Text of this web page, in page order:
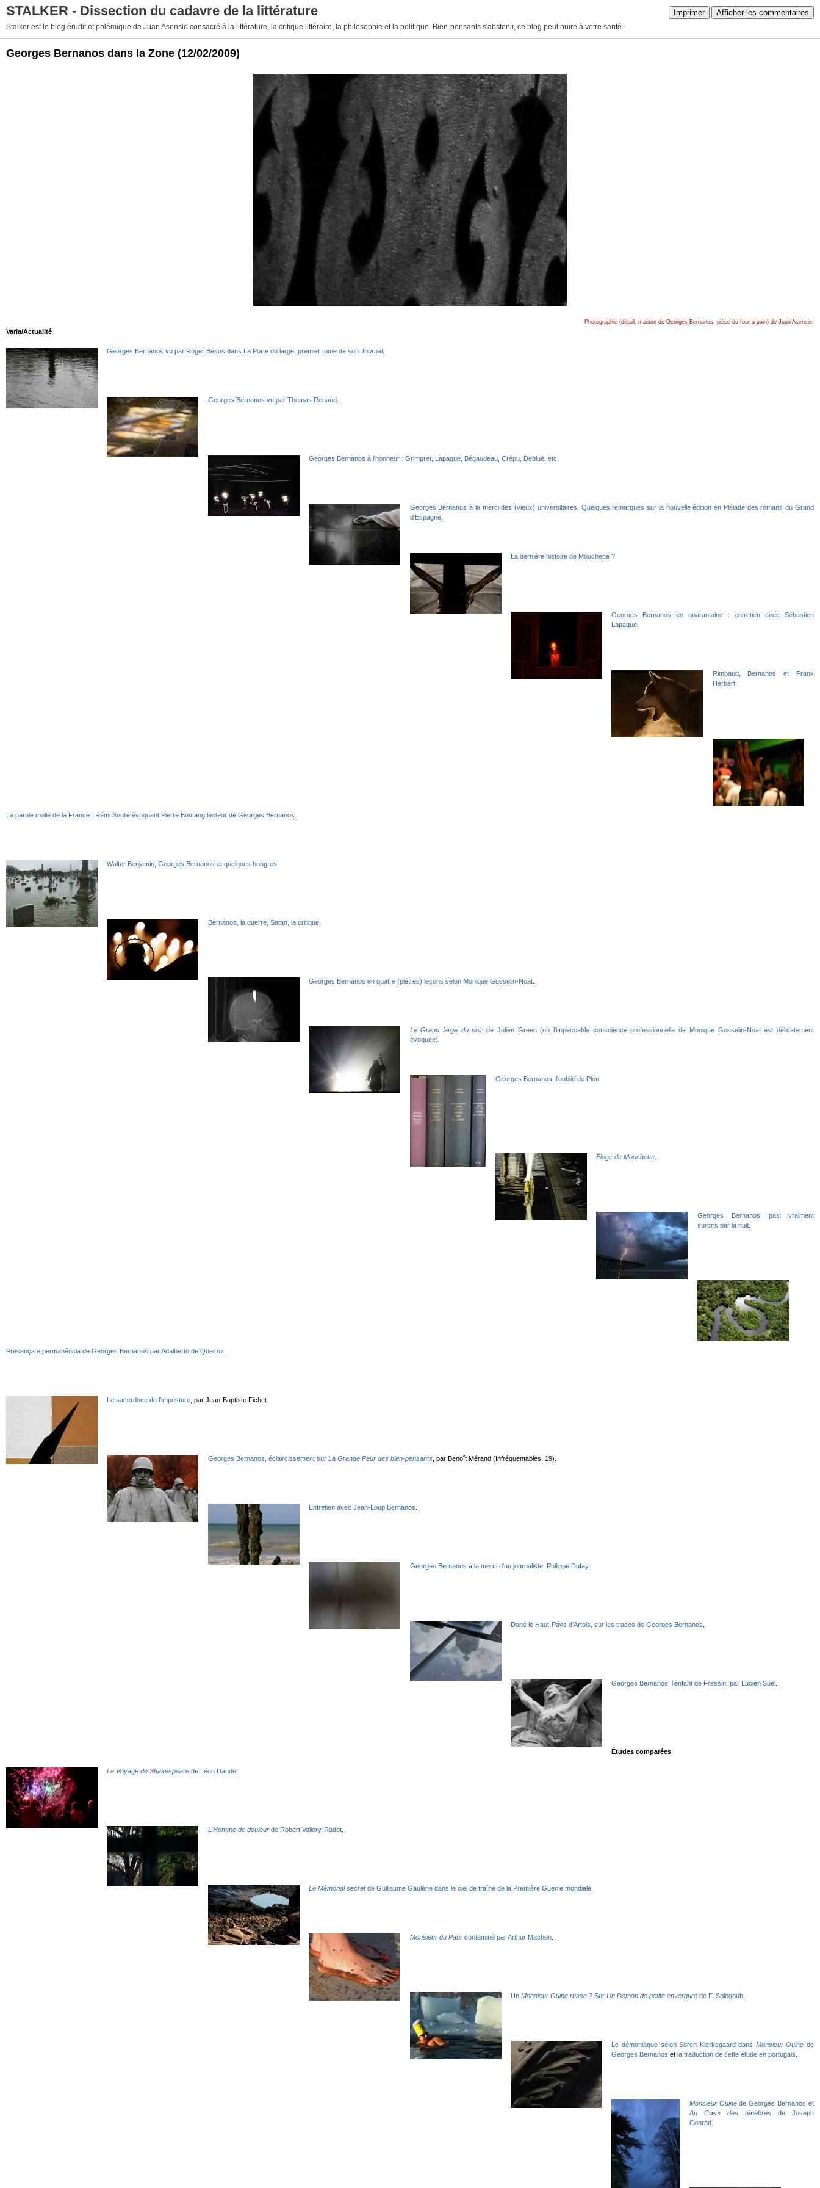
Imprimer Afficher les commentaires
STALKER - Dissection du cadavre de la littérature
Stalker est le blog érudit et polémique de Juan Asensio consacré à la littérature, la critique littéraire, la philosophie et la politique. Bien-pensants s'abstenir, ce blog peut nuire à votre santé.
Georges Bernanos dans la Zone (12/02/2009)
Photographie (détail, maison de Georges Bernanos, pièce du four à pain) de Juan Asensio.
Varia/Actualité
Georges Bernanos vu par Roger Bésus dans La Porte du large, premier tome de sonJournal.
Georges Bernanos vu par Thomas Renaud
Georges Bernanos à l'honneur : Grimpret, Lapaque, Bégaudeau, Crépu, Debluë, etc.
Georges Bernanos à la merci des (vieux) universitaires. Quelques remarques sur la nouvelle édition en Pléiade des romans du Grand
d'Espagne.
La dernière histoire de Mouchette ?
Georges Bernanos en quarantaine : entretien avec Sébastien
Lapaque
Rimbaud, Bernanos et Frank
Herbert.
La parole molle de la France : Rémi Soulié évoquant Pierre Boutang lecteur de Georges Bernanos
Walter Benjamin, Georges Bernanos et quelques hongres
Bernanos, la guerre, Satan, la critique.
Georges Bernanos en quatre (piètres) leçons selon Monique Gosselin-Noat
Le Grand large du soir de Julien Green (où l'impeccable conscience professionnelle de Monique Gosselin-Noat est délicatement
évoquée)
Georges Bernanos, l'oublié de Plon
Éloge de Mouchette
Georges Bernanos pas vraiment
surpris par la nuit.
Presença e permanência de Georges Bernanos par Adalberto de Queiroz
Le sacerdoce de l'imposture , par Jean-Baptiste Fichet.
Georges Bernanos, éclaircissement sur La Grande Peur des bien-pensants, par Benoît Mérand (Infréquentables, 19).
Entretien avec Jean-Loup Bernanos
Georges Bernanos à la merci d'un journaliste, Philippe Dufay.
Dans le Haut-Pays d'Artois, sur les traces de Georges Bernanos
Georges Bernanos, l’enfant de Fressin, par Lucien Suel
Études comparées
Le Voyage de Shakespeare de Léon Daudet
L'Homme de douleurde Robert Vallery-Radot.
Le Mémorial secretde Guillaume Gaulène dans le ciel de traîne de la Première Guerre mondiale
Monsieur du Paurcontaminé par Arthur Machen.
Un Monsieur Ouine russe? Sur Un Démon de petite envergurede F. Sologoub.
Le démoniaque selon Sören Kierkegaard dans Monsieur Ouine de
Georges Bernanos etla traduction de cette étude en portugais
Monsieur Ouinede Georges Bernanos et
Au Cœur des ténèbres de Joseph
Conrad.